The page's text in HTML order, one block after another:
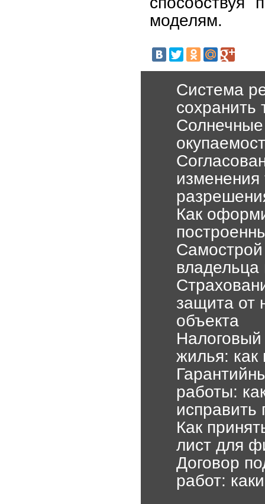
моделям.
Система
сохранить
Солнечные
Как
Самострой
владельца
защита от
объекта
Налоговый
жилья: как
работы:
исправить
Как
лист для
Договор
работ: